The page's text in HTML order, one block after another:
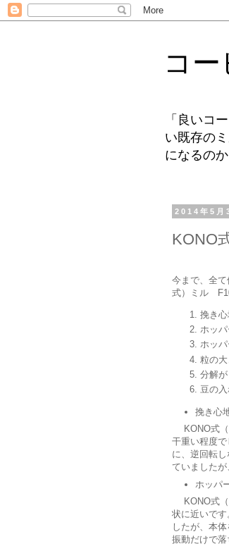
コ
「良いコ
い既存の
になるの
2014年5月
KONO
今まで、全
式）ミル
挽き
ホッ
ホッ
粒の
分解
豆の入
挽き心
KONO式（
干重い程度
に、逆回転
ていましたが
ホッパ
KONO式（
状に近いで
したが、本
振動だけで落